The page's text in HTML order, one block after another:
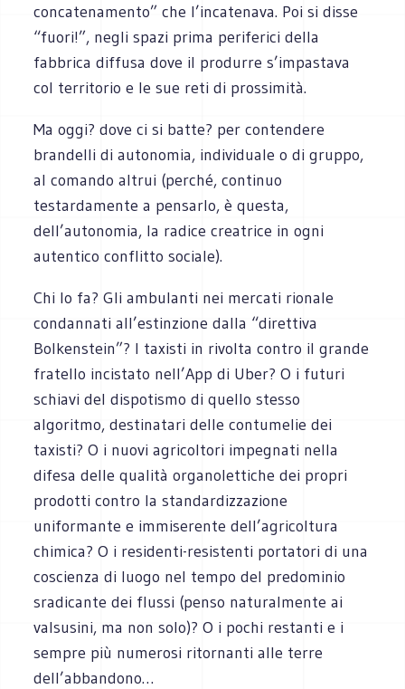
concatenamento” che l’incatenava. Poi si disse
“fuori!”, negli spazi prima periferici della
fabbrica diffusa dove il produrre s’impastava
col territorio e le sue reti di prossimità.
Ma oggi? dove ci si batte? per contendere
brandelli di autonomia, individuale o di gruppo,
al comando altrui (perché, continuo
testardamente a pensarlo, è questa,
dell’autonomia, la radice creatrice in ogni
autentico conflitto sociale).
Chi lo fa? Gli ambulanti nei mercati rionale
condannati all’estinzione dalla “direttiva
Bolkenstein”? I taxisti in rivolta contro il grande
fratello incistato nell’App di Uber? O i futuri
schiavi del dispotismo di quello stesso
algoritmo, destinatari delle contumelie dei
taxisti? O i nuovi agricoltori impegnati nella
difesa delle qualità organolettiche dei propri
prodotti contro la standardizzazione
uniformante e immiserente dell’agricoltura
chimica? O i residenti-resistenti portatori di una
coscienza di luogo nel tempo del predominio
sradicante dei flussi (penso naturalmente ai
valsusini, ma non solo)? O i pochi restanti e i
sempre più numerosi ritornanti alle terre
dell’abbandono…